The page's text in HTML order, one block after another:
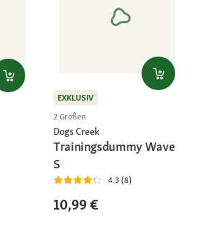
EXKLUSIV
2 Größen
Dogs Creek
Trainingsdummy Wave
S
4.3 (8)
10,99 €